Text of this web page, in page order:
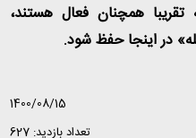
همچنان فعال هستند،
در اینجا حفظ شود.
1400/08/15
تعداد بازدید: 627